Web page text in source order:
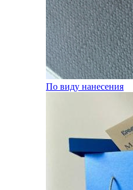
По виду нанесения